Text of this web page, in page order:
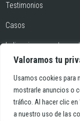
Valoramos tu
Usamos cookies para
mostrarle anuncios o
tráfico. Al hacer clic
a nuestro uso de las
Testimonios
Casos
Indicaciones
Blog
Contacto
Dentista en Atocha
Dentista en Lavapiés